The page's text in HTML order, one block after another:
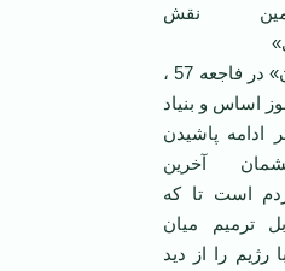
نقش
«اصلاح‌طلبان» در فاجعه 57 ،
اساس و بنیاد
ادامه پاشیدن
آخرین
است تا که
ترمیم میان
رژیم را از دید